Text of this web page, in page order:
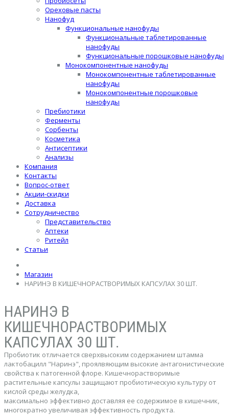
Ореховые пасты
Нанофуд
Функциональные нанофуды
Функциональные таблетированные
нанофуды
Функциональные порошковые нанофуды
Монокомпонентные нанофуды
Монокомпонентные таблетированные
нанофуды
Монокомпонентные порошковые
нанофуды
Пребиотики
Ферменты
Сорбенты
Косметика
Антисептики
Анализы
Компания
Контакты
Вопрос-ответ
Акции-скидки
Доставка
Сотрудничество
Представительство
Аптеки
Ритейл
Статьи
Магазин
НАРИНЭ В КИШЕЧНОРАСТВОРИМЫХ КАПСУЛАХ 30 ШТ.
НАРИНЭ В
КИШЕЧНОРАСТВОРИМЫХ
КАПСУЛАХ 30 ШТ.
Пробиотик отличается сверхвысоким содержанием штамма
лактобацилл "Наринэ", проялвяющим высокие антагонистические
свойства к патогенной флоре. Кишечнорастворимые
растительные капсулы защищают пробиотическую культуру от
кислой среды желудка,
максимально эффективно доставляя ее содержимое в кишечник,
многократно увеличивая эффективность продукта.